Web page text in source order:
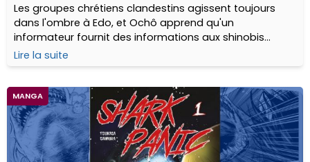
Les groupes chrétiens clandestins agissent toujours
dans l'ombre à Edo, et Ochô apprend qu'un
informateur fournit des informations aux shinobis
dévoyés sur les chasseurs...
Lire la suite
MANGA